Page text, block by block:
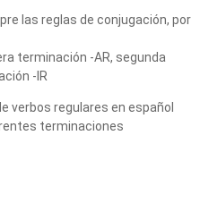
las reglas de conjugación, por
terminación -AR, segunda
-IR
verbos regulares en español
terminaciones